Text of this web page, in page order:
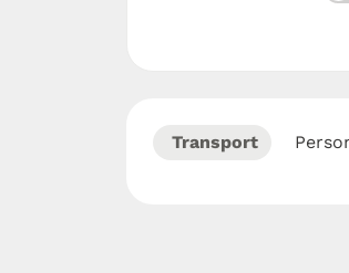
Transport